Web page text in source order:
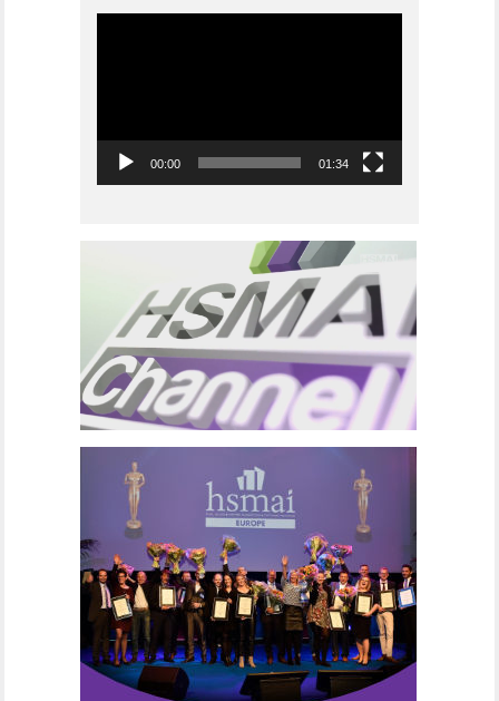
00:00 01:34